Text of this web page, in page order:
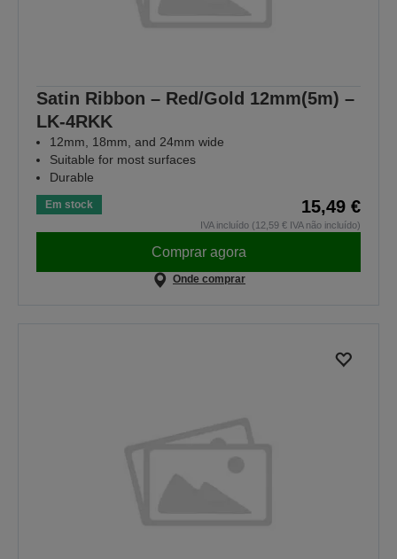
Satin Ribbon – Red/Gold 12mm(5m) –
LK-4RKK
12mm, 18mm, and 24mm wide
Suitable for most surfaces
Durable
Em stock 15,49 €
IVA incluído (12,59 € IVA não incluído)
Comprar agora
Onde comprar